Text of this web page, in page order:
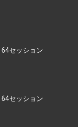
セッション
セッション